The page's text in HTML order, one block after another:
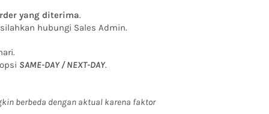
yang diterima.
hubungi Sales Admin.
SAME-DAY / NEXT-DAY.
berbeda dengan aktual karena faktor